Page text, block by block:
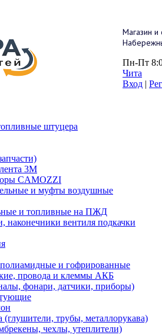
Магазин и
Пн-Пт
Чита
Вход |
штуцера
3М
CAMOZZI
и муфты воздушные
и топливные на ПЖД
наконечники вентиля подкачки
и гофрированные
провода и клеммы АКБ
фонари, датчики, приборы)
(глушители, трубы, металлорукава)
чехлы, утеплители)